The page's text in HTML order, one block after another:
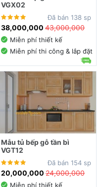
VGX02
Đã bán 138 sp
38,000,000 43,000,000
Miễn phí thiết kế
Miễn phí thi công & lắp đặt
Mẫu tủ bếp gỗ tần bì
VGT12
Đã bán 154 sp
20,000,000 24,000,000
Miễn phí thiết kế